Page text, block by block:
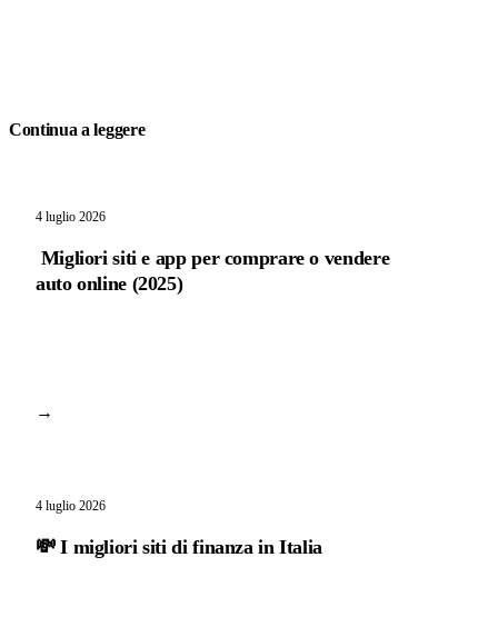
Continua a leggere
4 luglio 2026
​ Migliori siti e app per comprare o vendere
auto online (2025)
→
4 luglio 2026
💸 I migliori siti di finanza in Italia